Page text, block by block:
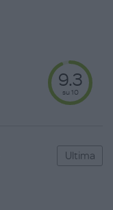
9.3
su 10
Ultima